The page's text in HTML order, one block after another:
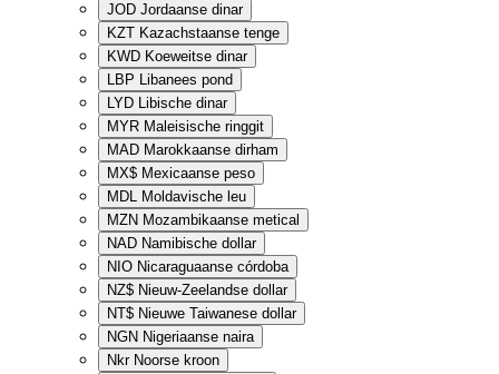
JOD Jordaanse dinar
KZT Kazachstaanse tenge
KWD Koeweitse dinar
LBP Libanees pond
LYD Libische dinar
MYR Maleisische ringgit
MAD Marokkaanse dirham
MX$ Mexicaanse peso
MDL Moldavische leu
MZN Mozambikaanse metical
NAD Namibische dollar
NIO Nicaraguaanse córdoba
NZ$ Nieuw-Zeelandse dollar
NT$ Nieuwe Taiwanese dollar
NGN Nigeriaanse naira
Nkr Noorse kroon